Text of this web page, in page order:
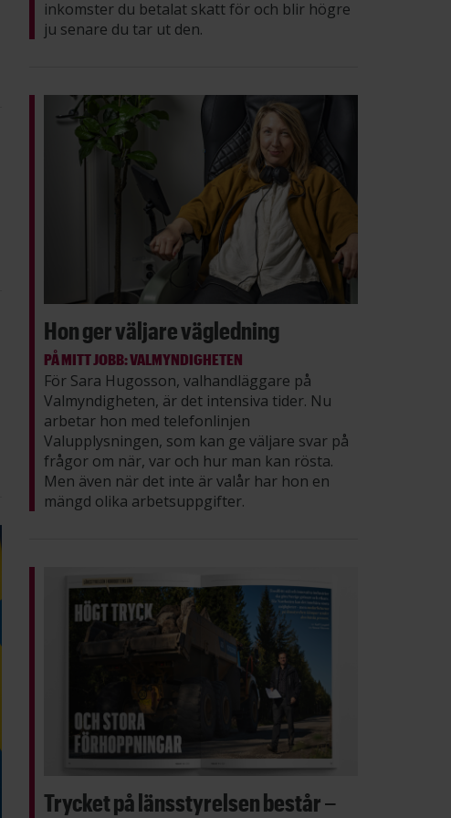
inkomster du betalat skatt för och blir högre
ju senare du tar ut den.
Hon ger väljare vägledning
PÅ MITT JOBB: VALMYNDIGHETEN
För Sara Hugosson, valhandläggare på
Valmyndigheten, är det intensiva tider. Nu
arbetar hon med telefonlinjen
Valupplysningen, som kan ge väljare svar på
frågor om när, var och hur man kan rösta.
Men även när det inte är valår har hon en
mängd olika arbetsuppgifter.
Trycket på länsstyrelsen består –